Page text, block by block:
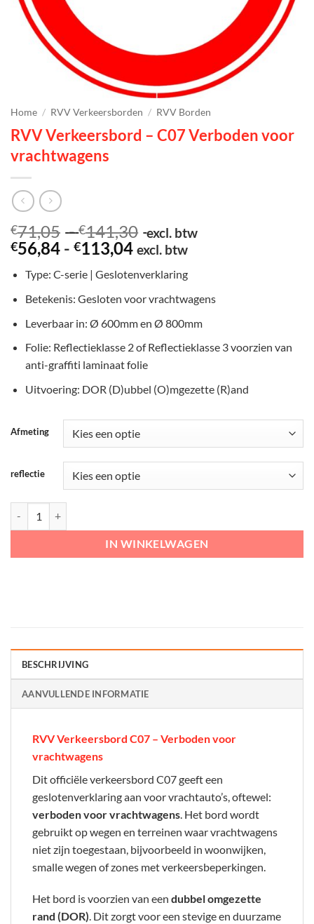
Home / RVV Verkeersborden / RVV Borden
RVV Verkeersbord – C07 Verboden voor
vrachtwagens
€71,05 - €141,30 Prijsklasse:
€71,05
€141,30
excl. btw
€56,84 - €113,04Prijsklasse:
tot
€113,04
excl. btw
Type: C-serie | Geslotenverklaring
Betekenis: Gesloten voor vrachtwagens
Leverbaar in: Ø 600mm en Ø 800mm
Folie: Reflectieklasse 2 of Reflectieklasse 3 voorzien van
anti-graffiti laminaat folie
Uitvoering: DOR (D)ubbel (O)mgezette (R)and
Afmeting
reflectie
IN WINKELWAGEN
BESCHRIJVING
AANVULLENDE INFORMATIE
RVV Verkeersbord C07 – Verboden voor
vrachtwagens
Dit officiële verkeersbord C07 geeft een
geslotenverklaring aan voor vrachtauto’s, oftewel:
verboden voor vrachtwagens . Het bord wordt
gebruikt op wegen en terreinen waar vrachtwagens
niet zijn toegestaan, bijvoorbeeld in woonwijken,
smalle wegen of zones met verkeersbeperkingen.
Het bord is voorzien van een dubbel omgezette
rand (DOR). Dit zorgt voor een stevige en duurzame